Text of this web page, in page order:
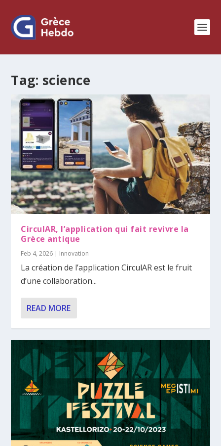
Tag: science
CirculAR, l’application qui fait revivre la
Grèce antique
Feb 4, 2026 | Innovation
La création de l’application CirculAR est le fruit
d’une collaboration...
READ MORE